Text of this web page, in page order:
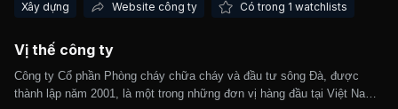
Xây dựng Website công ty Có trong 1 watchlists
Vị thế công ty
Công ty Cổ phần Phòng cháy chữa cháy và đầu tư sông Đà, được
thành lập năm 2001, là một trong những đơn vị hàng đầu tại Việt Nam